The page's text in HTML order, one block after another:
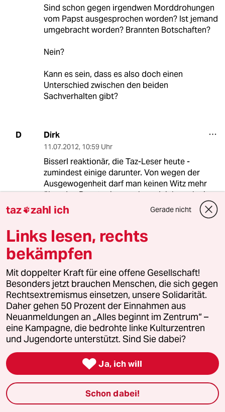
Sind schon gegen irgendwen Morddrohungen
vom Papst ausgesprochen worden? Ist jemand
umgebracht worden? Brannten Botschaften?
Nein?
Kann es sein, dass es also doch einen
Unterschied zwischen den beiden
Sachverhalten gibt?
D Dirk
11.07.2012, 10:59 Uhr
Bisserl reaktionär, die Taz-Leser heute -
zumindest einige darunter. Von wegen der
Ausgewogenheit darf man keinen Witz mehr
über den Papst reissen, ohne gleich noch einen
über Mohammed hinterherzuschieben wegen
der political Correctness? Lasst Euch
einmachen!
MD Maria (nicht die Heilige)
11.07.2012,10:39 Uhr
danke danke danke, dass es Zeitschriften gibt,
die den Mut haben die Katholische Kirche zu
karikieren
der braune Fleck könnte ja auch eine andere
Bedeutung haben.........
S spin
10:22 Uhr
die einen meinen, man dürfe die hierzulande
taz zahl ich Gerade nicht
Links lesen, rechts
bekämpfen
Mit doppelter Kraft für eine offene Gesellschaft!
Besonders jetzt brauchen Menschen, die sich gegen
Rechtsextremismus einsetzen, unsere Solidarität.
Daher gehen 50 Prozent der Einnahmen aus
Neuanmeldungen an „Alles beginnt im Zentrum“ –
eine Kampagne, die bedrohte linke Kulturzentren
und Jugendorte unterstützt. Sind Sie dabei?
 Ja, ich will
Schon dabei!